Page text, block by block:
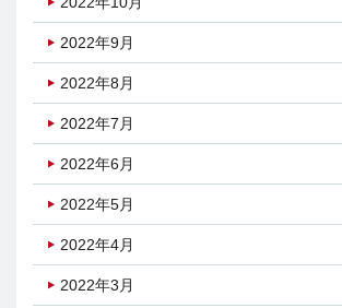
2022年9月
2022年8月
2022年7月
2022年6月
2022年5月
2022年4月
2022年3月